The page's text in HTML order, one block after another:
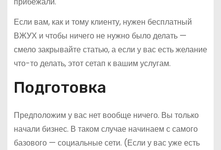
Если вам, как и тому клиенту, нужен бесплатный
ВЖУХ и чтобы ничего не нужно было делать —
смело закрывайте статью, а если у вас есть желание
что-то делать, этот сетап к вашим услугам.
Подготовка
Предположим у вас нет вообще ничего. Вы только
начали бизнес. В таком случае начинаем с самого
базового — социальные сети. (Если у вас уже есть